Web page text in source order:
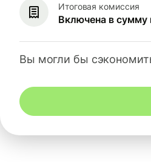
Итоговая комиссия
Включена в сумму
Вы могли бы